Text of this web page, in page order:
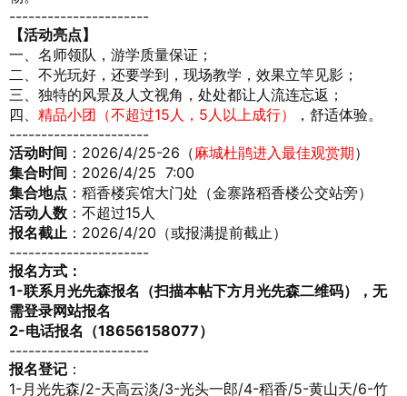
----------------------
【活动亮点】
一、名师领队，游学质量保证；
二、 不光玩好，还要学到 ，现场教学，效果立竿见影；
三、独特的风景及人文视角 ，处处都让人流连忘返；
四、 精品小团（不超过15人，5人以上成行）
，舒适体验。
----------------------
活动时间 ：2026/4/25-26（麻城杜鹃进入最佳观赏期）
集合时间 ：2026/4/25 7:00
集合地点 ：稻香楼宾馆大门处（金寨路稻香楼公交站旁）
活动人数 ：不超过15人
报名截止 ：2026/4/20（或报满提前截止）
----------------------
报名方式：
1-联系月光先森报名（扫描本帖下方月光先森二维码），无
需登录网站报名
2-电话报名（18656158077）
----------------------
报名登记 ：
1-月光先森/2-天高云淡/3-光头一郎/4-稻香/5-黄山天/6-竹